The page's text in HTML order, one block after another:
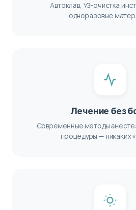
Автоклав, УЗ-очистка
одноразовые
Лечение без
Современные методы
процедуры — никаких